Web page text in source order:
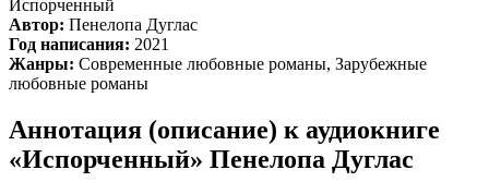
Испорченный
Автор: Пенелопа Дуглас
Год написания: 2021
Жанры: Современные любовные романы, Зарубежные
любовные романы
Аннотация (описание) к аудиокниге
«Испорченный» Пенелопа Дуглас